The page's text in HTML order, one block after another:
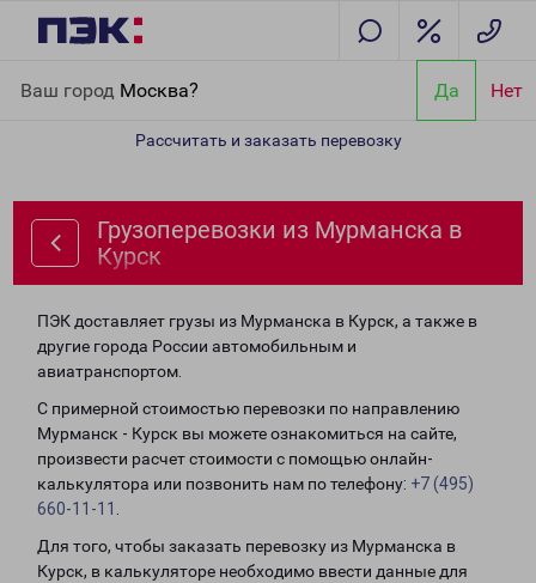
Ваш город Москва? Да Нет
Рассчитать и заказать перевозку
Грузоперевозки из Мурманска в
Курск
ПЭК доставляет грузы из Мурманска в Курск, а также в
другие города России автомобильным и
авиатранспортом.
С примерной стоимостью перевозки по направлению
Мурманск - Курск вы можете ознакомиться на сайте,
произвести расчет стоимости с помощью онлайн-
калькулятора или позвонить нам по телефону: +7 (495)
660-11-11
Для того, чтобы заказать перевозку из Мурманска в
Курск, в калькуляторе необходимо ввести данные для